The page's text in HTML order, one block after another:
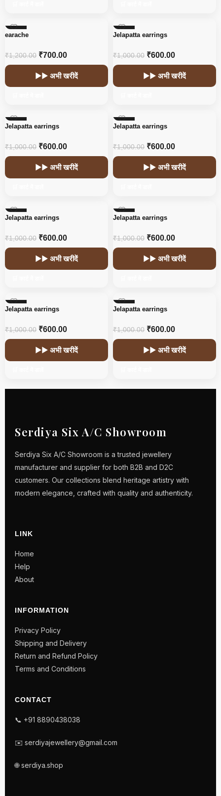
earache
₹1,200.00 ₹700.00
▶▶ अभी खरीदें
-40%
Jelapatta earrings
₹1,000.00 ₹600.00
▶▶ अभी खरीदें
-40%
Jelapatta earrings
₹1,000.00 ₹600.00
▶▶ अभी खरीदें
-40%
Jelapatta earrings
₹1,000.00 ₹600.00
▶▶ अभी खरीदें
-40%
Jelapatta earrings
₹1,000.00 ₹600.00
▶▶ अभी खरीदें
-40%
Jelapatta earrings
₹1,000.00 ₹600.00
▶▶ अभी खरीदें
-40%
Jelapatta earrings
₹1,000.00 ₹600.00
▶▶ अभी खरीदें
-40%
Jelapatta earrings
₹1,000.00 ₹600.00
▶▶ अभी खरीदें
Serdiya Six A/C Showroom
Serdiya Six A/C Showroom is a trusted jewellery
manufacturer and supplier for both B2B and D2C
customers. Our collections blend heritage artistry with
modern elegance, crafted with quality and authenticity.
LINK
Home
Help
About
INFORMATION
Privacy Policy
Shipping and Delivery
Return and Refund Policy
Terms and Conditions
CONTACT
📞 +91 8890438038
✉️ serdiyajewellery@gmail.com
🌐 serdiya.shop